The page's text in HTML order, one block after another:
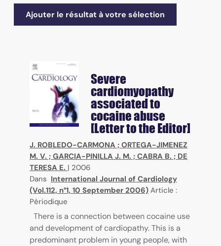
Ajouter le résultat à votre sélection
Severe
cardiomyopathy
associated to
cocaine abuse
[Letter to the Editor]
J. ROBLEDO-CARMONA ; ORTEGA-JIMENEZ
M. V. ; GARCIA-PINILLA J. M. ; CABRA B. ; DE
TERESA E. | 2006
Dans International Journal of Cardiology
(Vol.112, n°1, 10 September 2006) Article :
Périodique
There is a connection between cocaine use
and development of cardiopathy. This is a
predominant problem in young people, with